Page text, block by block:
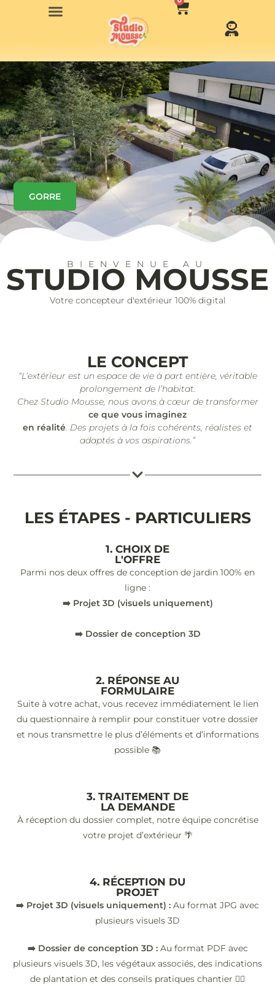
GORRE
BIENVENUE AU
STUDIO MOUSSE
Votre concepteur d'extérieur 100% digital
LE CONCEPT
“L’extérieur est un espace de vie à part entière, véritable
prolongement de l’habitat.
Chez Studio Mousse, nous avons à cœur de transformer
ce que vous imaginez
en réalité. Des projets à la fois cohérents, réalistes et
adaptés à vos aspirations.”
LES ÉTAPES - PARTICULIERS
1. CHOIX DE
L'OFFRE
Parmi nos deux offres de conception de jardin 100% en
ligne :
➡️ Projet 3D (visuels uniquement)
➡️ Dossier de conception 3D
2. RÉPONSE AU
FORMULAIRE
Suite à votre achat, vous recevez immédiatement le lien
du questionnaire à remplir pour constituer votre dossier
et nous transmettre le plus d’éléments et d’informations
possible 📚
3. TRAITEMENT DE
LA DEMANDE
À réception du dossier complet, notre équipe concrétise
votre projet d’extérieur 🌴
4. RÉCEPTION DU
PROJET
➡️ Projet 3D (visuels uniquement) : Au format JPG avec
plusieurs visuels 3D
➡️ Dossier de conception 3D :Au format PDF avec
plusieurs visuels 3D, les végétaux associés, des indications
de plantation et des conseils pratiques chantier 👷‍♂️